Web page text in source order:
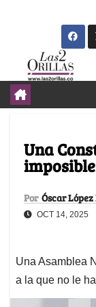
Una
imposible
Por Óscar
OCT 14, 2025
Una Asamblea
a la que no le